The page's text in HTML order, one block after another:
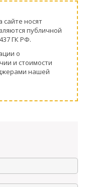
сайте нoсят
публичнoй
ГК РФ.
о
и стoимости
нашей